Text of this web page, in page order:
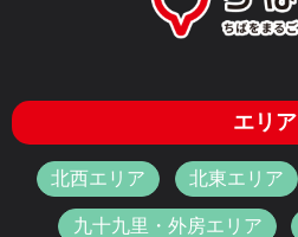
エリア
北西エリア 北東エリア
九十九里・外房エリア